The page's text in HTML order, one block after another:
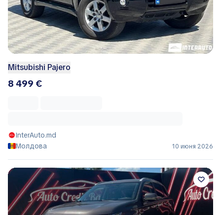
Mitsubishi Pajero
8 499 €
InterAuto.md
Молдова
10 июня 2026